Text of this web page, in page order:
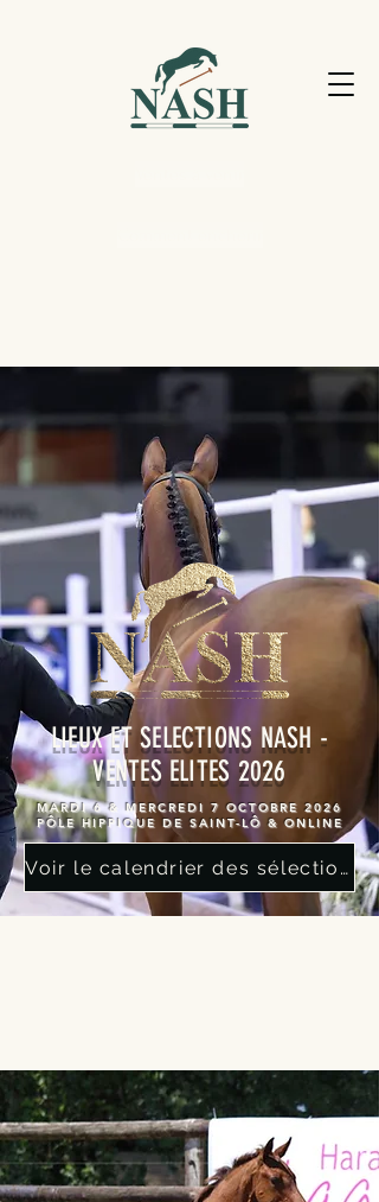
LIEUX ET SELECTIONS NASH -
VENTES ELITES 2026
MARDI 6 & MERCREDI 7 OCTOBRE 2026
PÔLE HIPPIQUE DE SAINT-LÔ & ONLINE
Voir le calendrier des sélections 2026